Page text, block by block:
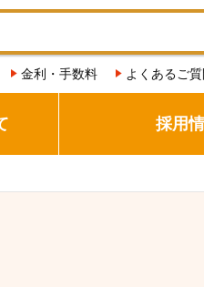
金利・手数料 よくあるご質
採用